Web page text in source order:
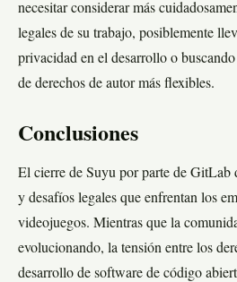
necesitar considerar más
legales de su trabajo, posiblemente
privacidad en el desarrollo o
de derechos de autor más flexibles.
Conclusiones
El cierre de Suyu por parte de GitLab
y desafíos legales que enfrentan los
videojuegos. Mientras que la
evolucionando, la tensión entre los
desarrollo de software de código